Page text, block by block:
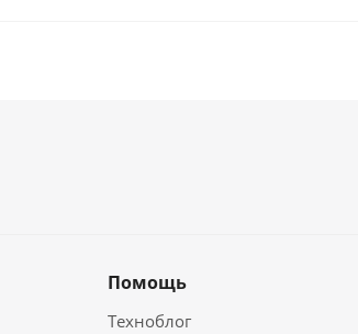
Помощь
Техноблог